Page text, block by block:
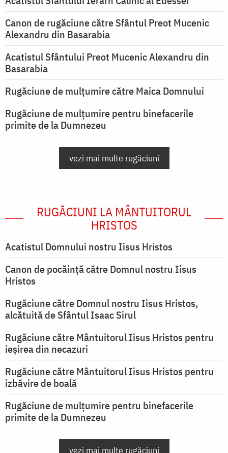
Canon de rugăciune către Sfântul Preot Mucenic
Alexandru din Basarabia
Acatistul Sfântului Preot Mucenic Alexandru din
Basarabia
Rugăciune de mulţumire către Maica Domnului
Rugăciune de mulțumire pentru binefacerile
primite de la Dumnezeu
vezi mai multe rugăciuni
RUGĂCIUNI LA MÂNTUITORUL
HRISTOS
Acatistul Domnului nostru Iisus Hristos
Canon de pocăință către Domnul nostru Iisus
Hristos
Rugăciune către Domnul nostru Iisus Hristos,
alcătuită de Sfântul Isaac Sirul
Rugăciune către Mântuitorul Iisus Hristos pentru
ieşirea din necazuri
Rugăciune către Mântuitorul Iisus Hristos pentru
izbăvire de boală
Rugăciune de mulțumire pentru binefacerile
primite de la Dumnezeu
vezi mai multe rugăciuni